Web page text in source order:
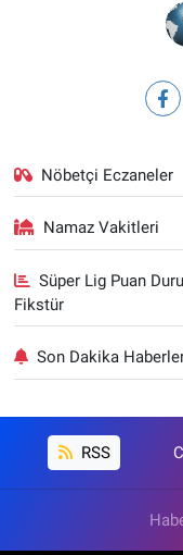
Nöbetçi Eczaneler
Namaz Vakitleri
Süper Lig Puan
Fikstür
Son Dakika
RSS